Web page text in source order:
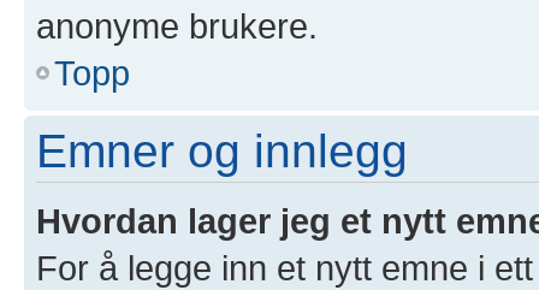
anonyme brukere.
Topp
Emner og innlegg
Hvordan lager jeg et nytt
For å legge inn et nytt emne i